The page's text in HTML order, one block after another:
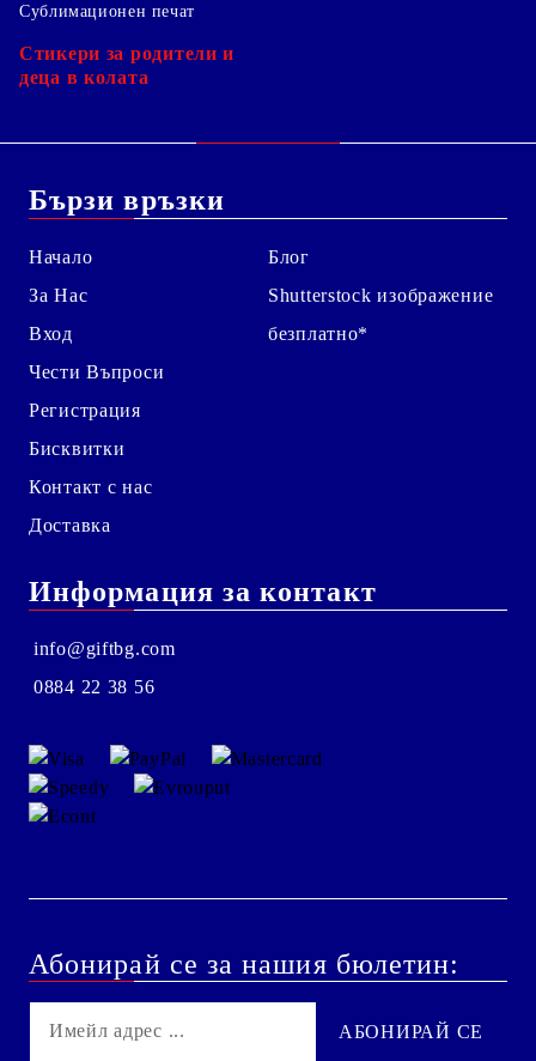
Сублимационен печат
Стикери за родители и
деца в колата
Бързи връзки
Начало
За Нас
Вход
Чести Въпроси
Регистрация
Бисквитки
Контакт с нас
Доставка
Блог
Shutterstock изображение
безплатно*
Информация за контакт
info@giftbg.com
0884 22 38 56
Абонирай се за нашия бюлетин: